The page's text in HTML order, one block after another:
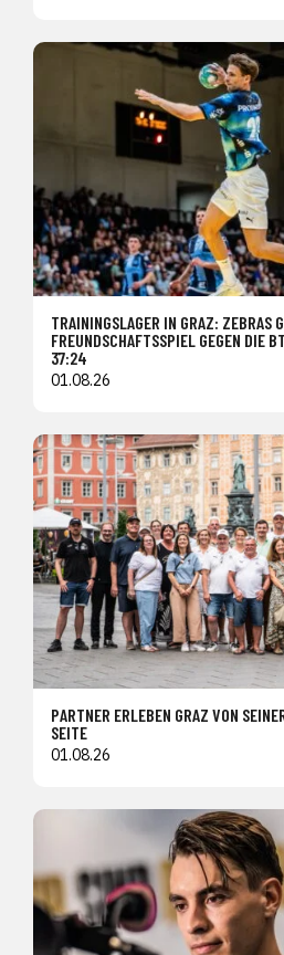
TRAININGSLAGER IN GRAZ: ZEBRAS
FREUNDSCHAFTSSPIEL GEGEN DIE
37:24
01.08.26
PARTNER ERLEBEN GRAZ VON
SEITE
01.08.26